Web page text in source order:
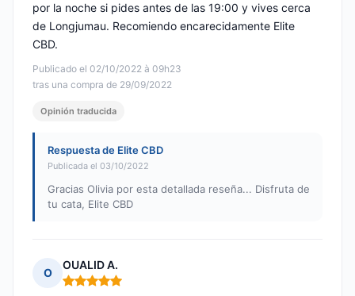
Publicado el 02/10/2022 à 09h23
tras una compra de 29/09/2022
por la noche si pides antes de las 19:00 y vives cerca
de Longjumau. Recomiendo encarecidamente Elite
CBD.
Opinión traducida
Respuesta de Elite CBD
Publicada el 03/10/2022
Gracias Olivia por esta detallada reseña... Disfruta de
tu cata, Elite CBD
O
OUALID A.
Nota: 5 de 5